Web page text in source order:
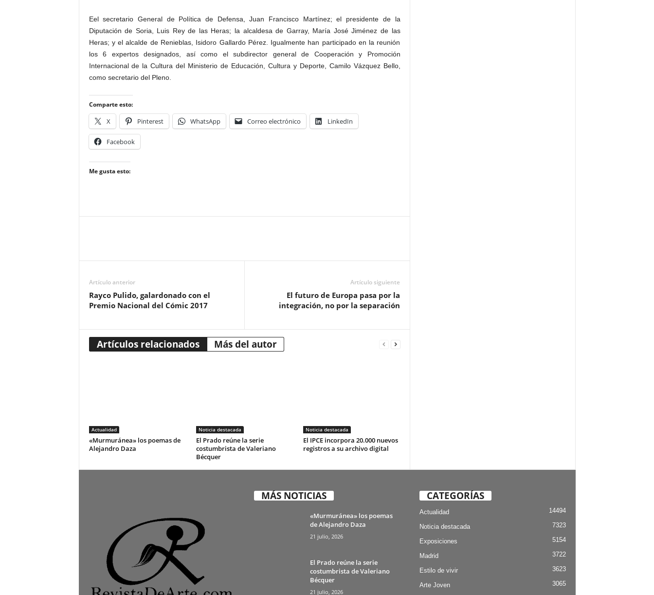
Eel secretario General de Política de Defensa, Juan Francisco Martínez; el presidente de la
Diputación de Soria, Luis Rey de las Heras; la alcaldesa de Garray, María José Jiménez de las
Heras; y el alcalde de Renieblas, Isidoro Gallardo Pérez. Igualmente han participado en la reunión
los 6 expertos designados, así como el subdirector general de Cooperación y Promoción
Internacional de la Cultura del Ministerio de Educación, Cultura y Deporte, Camilo Vázquez Bello,
como secretario del Pleno.
Comparte esto:
X Pinterest WhatsApp Correo electrónico LinkedIn
Facebook
Me gusta esto:
Artículo anterior
Rayco Pulido, galardonado con el
Premio Nacional del Cómic 2017
Artículo siguiente
El futuro de Europa pasa por la
integración, no por la separación
Artículos relacionados Más del autor
Actualidad
«Murmuránea» los poemas de
Alejandro Daza
Noticia destacada
El Prado reúne la serie
costumbrista de Valeriano
Bécquer
Noticia destacada
El IPCE incorpora 20.000 nuevos
registros a su archivo digital
MÁS NOTICIAS
«Murmuránea» los poemas
de Alejandro Daza
21 julio, 2026
El Prado reúne la serie
costumbrista de Valeriano
Bécquer
21 julio, 2026
CATEGORÍAS
Actualidad 14494
Noticia destacada 7323
Exposiciones 5154
Madrid 3722
Estilo de vivir 3623
Arte Joven
3065